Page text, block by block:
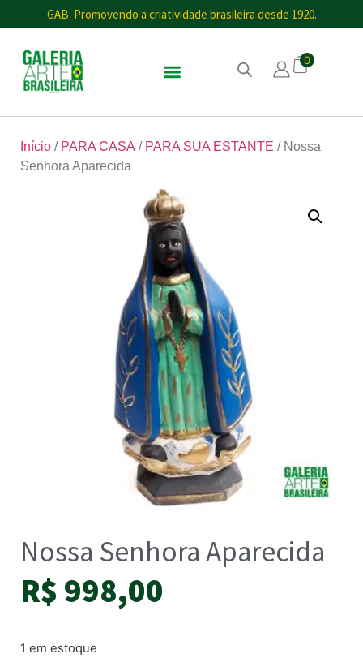
GAB: Promovendo a criatividade brasileira desde 1920.
0
Início / PARA CASA / PARA SUA ESTANTE / Nossa
Senhora Aparecida
Nossa Senhora Aparecida
R$ 998,00
1 em estoque